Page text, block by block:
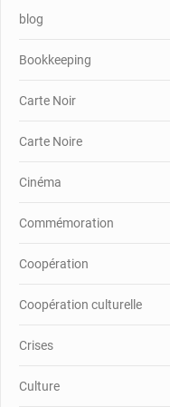
blog
Bookkeeping
Carte Noir
Carte Noire
Cinéma
Commémoration
Coopération
Coopération culturelle
Crises
Culture